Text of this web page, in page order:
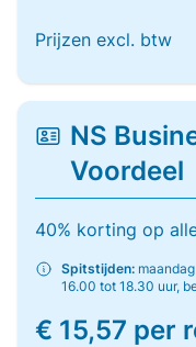
Prijzen excl. btw
NS
Voordeel
40% korting op
Spitstijden:
16.00 tot 18.30 uur,
€ 15,57 per